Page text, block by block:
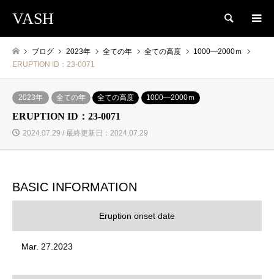
VASH 検索
ブログ 2023年 全ての年 全ての高度
1000―2000ｍ
ERUPTION ID：23-0071
2023年 全ての年 全ての高度 1000―2000ｍ
ERUPTION ID：23-0071
2024.07.29 / 最終更新日：2024.07.29
BASIC INFORMATION
Eruption onset date
Mar. 27.2023